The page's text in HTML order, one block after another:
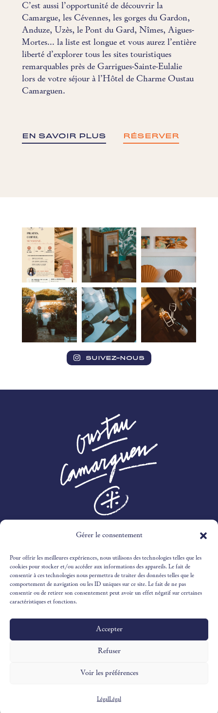
Gérer le consentement
Pour offrir les meilleures expériences, nous utilisons des technologies telles que les
cookies pour stocker et/ou accéder aux informations des appareils. Le fait de
consentir à ces technologies nous permettra de traiter des données telles que le
comportement de navigation ou les ID uniques sur ce site. Le fait de ne pas
consentir ou de retirer son consentement peut avoir un effet négatif sur certaines
caractéristiques et fonctions.
Accepter
Refuser
Voir les préférences
LégalLégal
C’est aussi l’opportunité de découvrir la
Camargue, les Cévennes, les gorges du Gardon,
Anduze, Uzès, le Pont du Gard, Nîmes, Aigues-
Mortes… la liste est longue et vous aurez l’entière
liberté d’explorer tous les sites touristiques
remarquables près de Garrigues-Sainte-Eulalie
lors de votre séjour à l’Hôtel de Charme Oustau
Camarguen.
EN SAVOIR PLUS RÉSERVER
SUIVEZ-NOUS
3 RTE DES MARINES,
04 66 51 51 65
RECEPTION@OUSTAUCAMARGUEN.COM
Design & Illustrations par©Victoria Ivaldy Studio
Développement par©Pantastic Studio